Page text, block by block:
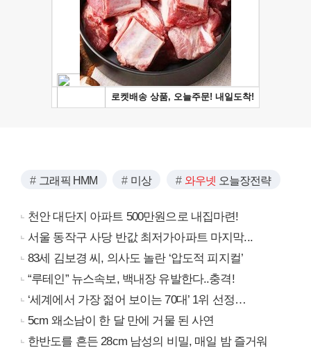
그래픽 HMM 미상 와우넷 오늘장전략
천안 대단지 아파트 500만원으로 내집마련!
서울 동작구 사당 반값 최저가아파트 마지막...
83세 김보경 씨, 의사도 놀란 ‘압도적 피지컬’
“루테인” 뉴스속보, 백내장 유발한다..충격!
‘세계에서 가장 젊어 보이는 70대’ 1위 선정…
5cm 왜소남이 한 달 만에 거물 된 사연
한반도를 흔든 28cm 남성의 비밀, 매일 밤 즐거워